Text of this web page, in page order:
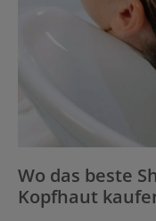
Wo das beste
Kopfhaut